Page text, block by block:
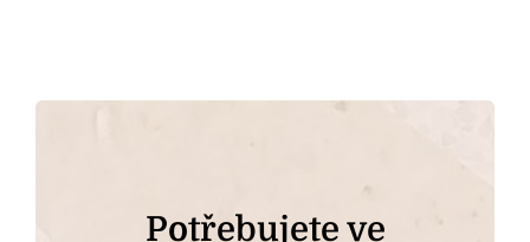
Potřebujete ve